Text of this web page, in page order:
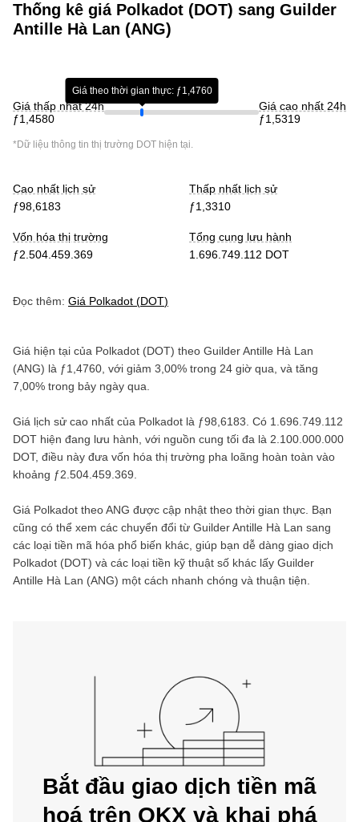
Thống kê giá Polkadot (DOT) sang Guilder
Antille Hà Lan (ANG)
Giá thấp nhất 24h
ƒ1,4580
Giá theo thời gian thực: ƒ1,4760
Giá cao nhất 24h
ƒ1,5319
*Dữ liệu thông tin thị trường DOT hiện tại.
Cao nhất lịch sử
ƒ98,6183
Thấp nhất lịch sử
ƒ1,3310
Vốn hóa thị trường
ƒ2.504.459.369
Tổng cung lưu hành
1.696.749.112 DOT
Đọc thêm: Giá Polkadot (DOT)
Giá hiện tại của Polkadot (DOT) theo Guilder Antille Hà Lan
(ANG) là ƒ1,4760 , với giảm 3,00% trong 24 giờ qua, và tăng
7,00% trong bảy ngày qua.
Giá lịch sử cao nhất của Polkadot là ƒ98,6183 . Có 1.696.749.112
DOT hiện đang lưu hành, với nguồn cung tối đa là 2.100.000.000
DOT, điều này đưa vốn hóa thị trường pha loãng hoàn toàn vào
khoảng ƒ2.504.459.369
Giá Polkadot theoANG được cập nhật theo thời gian thực. Bạn
cũng có thể xem các chuyển đổi từ Guilder Antille Hà Lan sang
các loại tiền mã hóa phổ biến khác, giúp bạn dễ dàng giao dịch
Polkadot (DOT) và các loại tiền kỹ thuật số khác lấy Guilder
Antille Hà Lan (ANG) một cách nhanh chóng và thuận tiện.
Bắt đầu giao dịch tiền mã
hoá trên OKX và khai phá